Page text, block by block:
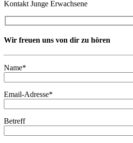
Kontakt Junge Erwachsene
Wir freuen uns von dir zu hören
Name*
Email-Adresse*
Betreff